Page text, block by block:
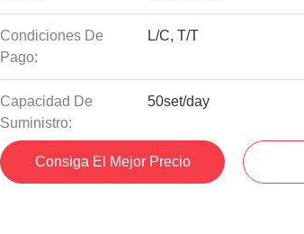
Condiciones De
Pago:
L/C, T/T
Capacidad De
Suministro:
50set/day
Consiga El Mejor Precio